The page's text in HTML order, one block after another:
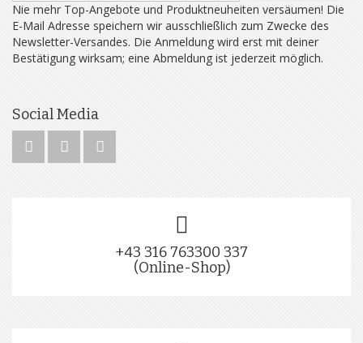
Nie mehr Top-Angebote und Produktneuheiten versäumen! Die
E-Mail Adresse speichern wir ausschließlich zum Zwecke des
Newsletter-Versandes. Die Anmeldung wird erst mit deiner
Bestätigung wirksam; eine Abmeldung ist jederzeit möglich.
Social Media
+43 316 763300 337
(Online-Shop)